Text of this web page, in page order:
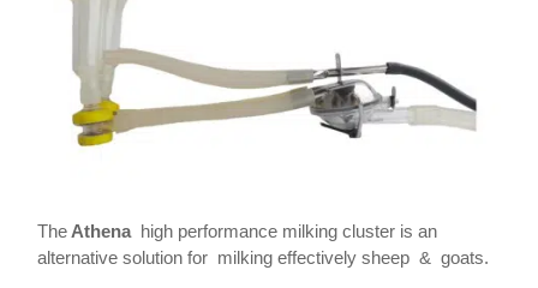
The Athena high performance milking cluster is an
alternative solution for milking effectively sheep & goats.